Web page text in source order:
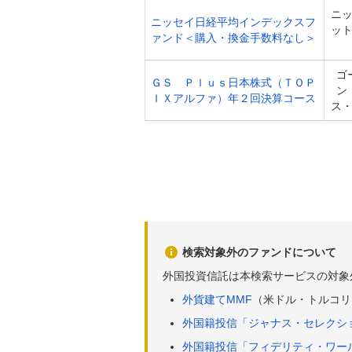
ニッセイ日経平均インデックスフ
ァンド＜購入・換金手数料なし＞
ニ
ッ
ＧＳ Ｐｌｕｓ日本株式（ＴＯＰ
ＩＸアルファ）年２回決算コース
ゴ
ン
ス
検索対象外のファンドについて
外国投資信託は本検索サービスの対
外貨建てMMF （米ドル・トルコ
外国籍投信「ジャナス・セレクシ
外国籍投信「フィデリティ・ワ